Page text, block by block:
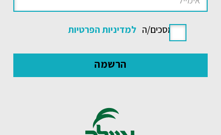
אני מסכים/ה למדיניות הפרטיות